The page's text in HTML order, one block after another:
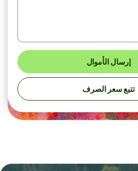
إرسال الأموال
تتبع سعر الصرف